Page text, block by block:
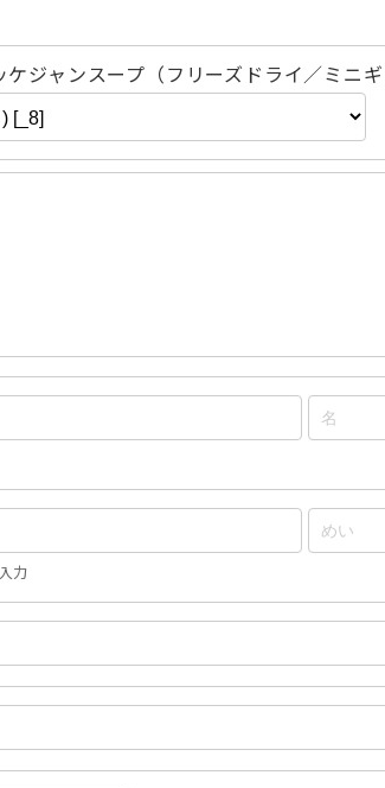
ケジャンスープ（フリーズドライ／ミ
力